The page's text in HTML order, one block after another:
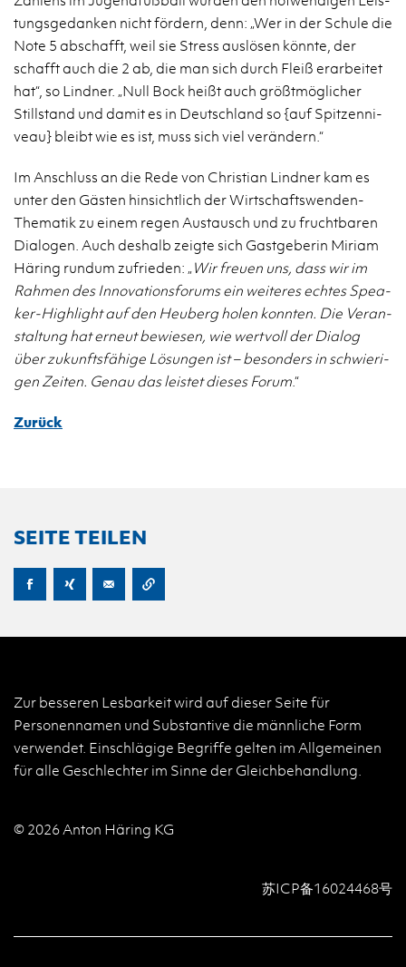
tungs­ge­dan­ken nicht för­dern, denn: „Wer in der Schu­le die
Note 5 ab­schafft, weil sie Stress aus­lö­sen könn­te, der
schafft auch die 2 ab, die man sich durch Fleiß er­ar­bei­tet
hat“, so Lind­ner. „Null Bock heißt auch grö­ßt­mög­li­cher
Still­stand und damit es in Deutsch­land so {auf Spit­zen­ni­
veau} bleibt wie es ist, muss sich viel ver­än­dern.“
Im An­schluss an die Rede von Chris­ti­an Lind­ner kam es
unter den Gäs­ten hin­sicht­lich der Wirt­schafts­wen­den-
The­ma­tik zu einem regen Aus­tausch und zu frucht­ba­ren
Dia­lo­gen. Auch des­halb zeig­te sich Gast­ge­be­rin Mi­ri­am
Hä­ring rund­um zu­frie­den: „Wir freu­en uns, dass wir im
Rah­men des In­no­va­ti­ons­fo­rums ein wei­te­res ech­tes Spea­
ker-High­light auf den Heu­berg holen konn­ten. Die Ver­an­
stal­tung hat er­neut be­wie­sen, wie wert­voll der Dia­log
über zu­kunfts­fä­hi­ge Lö­sun­gen ist – be­son­ders in schwie­ri­
gen Zei­ten. Genau das leis­tet die­ses Forum.“
Zurück
SEITE TEILEN
Zur besseren Lesbarkeit wird auf dieser Seite für
Personennamen und Substantive die männliche Form
verwendet. Einschlägige Begriffe gelten im Allgemeinen
für alle Geschlechter im Sinne der Gleichbehandlung.
© 2026 Anton Häring KG
苏ICP备16024468号